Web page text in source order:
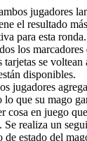
jugadores
el resultado
para esta ronda.
los
se voltean
disponibles.
jugadores
lo que su mago
cosa en juego
realiza un
estado del